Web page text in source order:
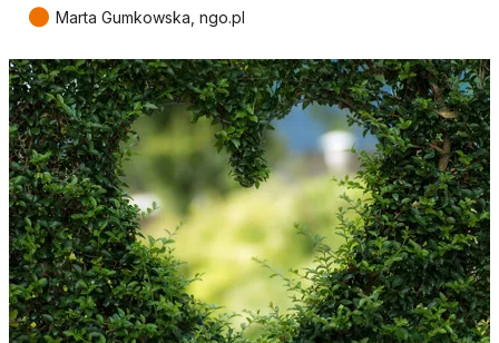
● Marta Gumkowska, ngo.pl